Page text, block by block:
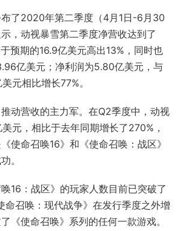
了2020年第二季度（4月1日-6月30
，动视暴雪第二季度净营收达到了
预期的16.9亿美元高出13%，同时也
亿美元；净利润为5.80亿美元，与
元相比增长77%。
动营收的主力军。在Q2季度中，动视
元，相比于去年同期增长了270%，
使命召唤16》和《使命召唤：战区》
。
16：战区》的玩家人数目前已突破了
命召唤：现代战争》在发行季度之外增
《使命召唤》系列的任何一款游戏。